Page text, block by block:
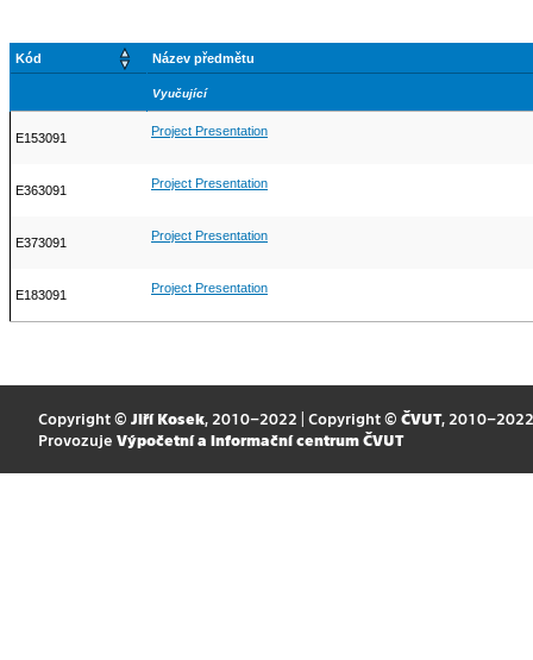
Kód Název předmětu
Vyučující
E153091 Project Presentation
E363091 Project Presentation
E373091 Project Presentation
E183091 Project Presentation
Copyright © Jiří Kosek, 2010–2022 | Copyright © ČVUT, 2010–2022
Provozuje Výpočetní a informační centrum ČVUT